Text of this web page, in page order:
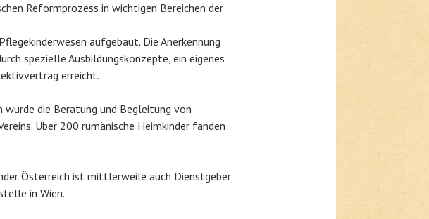
Reformprozess in wichtigen Bereichen der
aufgebaut. Die Anerkennung
spezielle Ausbildungskonzepte, ein eigenes
erreicht.
die Beratung und Begleitung von
Über 200 rumänische Heimkinder fanden
Österreich ist mittlerweile auch Dienstgeber
in Wien.